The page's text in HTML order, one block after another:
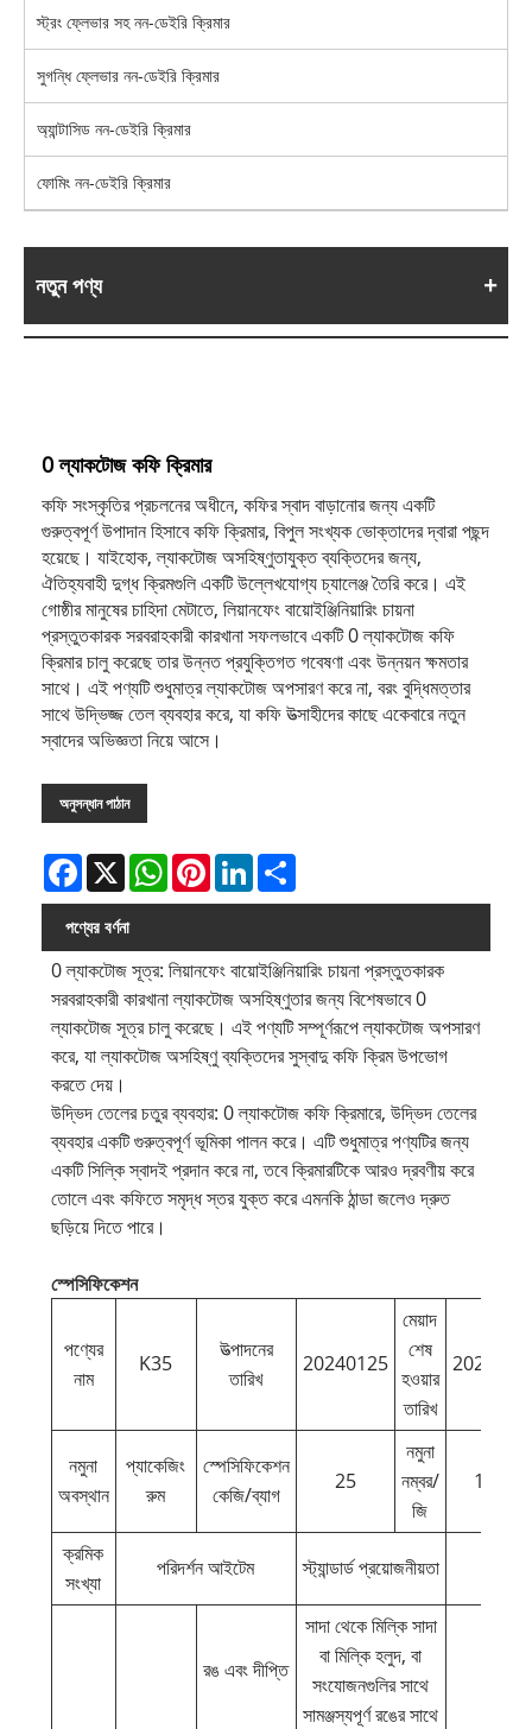
স্ট্রং ফ্লেভার সহ নন-ডেইরি ক্রিমার
সুগন্ধি ফ্লেভার নন-ডেইরি ক্রিমার
অ্যান্টাসিড নন-ডেইরি ক্রিমার
ফোমিং নন-ডেইরি ক্রিমার
নতুন পণ্য
0 ল্যাকটোজ কফি ক্রিমার
কফি সংস্কৃতির প্রচলনের অধীনে, কফির স্বাদ বাড়ানোর জন্য একটি
গুরুত্বপূর্ণ উপাদান হিসাবে কফি ক্রিমার, বিপুল সংখ্যক ভোক্তাদের দ্বারা পছন্দ
হয়েছে। যাইহোক, ল্যাকটোজ অসহিষ্ণুতাযুক্ত ব্যক্তিদের জন্য,
ঐতিহ্যবাহী দুগ্ধ ক্রিমগুলি একটি উল্লেখযোগ্য চ্যালেঞ্জ তৈরি করে। এই
গোষ্ঠীর মানুষের চাহিদা মেটাতে, লিয়ানফেং বায়োইঞ্জিনিয়ারিং চায়না
প্রস্তুতকারক সরবরাহকারী কারখানা সফলভাবে একটি 0 ল্যাকটোজ কফি
ক্রিমার চালু করেছে তার উন্নত প্রযুক্তিগত গবেষণা এবং উন্নয়ন ক্ষমতার
সাথে। এই পণ্যটি শুধুমাত্র ল্যাকটোজ অপসারণ করে না, বরং বুদ্ধিমত্তার
সাথে উদ্ভিজ্জ তেল ব্যবহার করে, যা কফি উত্সাহীদের কাছে একেবারে নতুন
স্বাদের অভিজ্ঞতা নিয়ে আসে।
অনুসন্ধান পাঠান
Facebook
X WhatsAppPinterestLinkedIn
পণ্যের বর্ণনা
0 ল্যাকটোজ সূত্র: লিয়ানফেং বায়োইঞ্জিনিয়ারিং চায়না প্রস্তুতকারক
সরবরাহকারী কারখানা ল্যাকটোজ অসহিষ্ণুতার জন্য বিশেষভাবে 0
ল্যাকটোজ সূত্র চালু করেছে। এই পণ্যটি সম্পূর্ণরূপে ল্যাকটোজ অপসারণ
করে, যা ল্যাকটোজ অসহিষ্ণু ব্যক্তিদের সুস্বাদু কফি ক্রিম উপভোগ
করতে দেয়।
উদ্ভিদ তেলের চতুর ব্যবহার: 0 ল্যাকটোজ কফি ক্রিমারে, উদ্ভিদ তেলের
ব্যবহার একটি গুরুত্বপূর্ণ ভূমিকা পালন করে। এটি শুধুমাত্র পণ্যটির জন্য
একটি সিল্কি স্বাদই প্রদান করে না, তবে ক্রিমারটিকে আরও দ্রবণীয় করে
তোলে এবং কফিতে সমৃদ্ধ স্তর যুক্ত করে এমনকি ঠান্ডা জলেও দ্রুত
ছড়িয়ে দিতে পারে।
স্পেসিফিকেশন
পণ্যের
নাম
K35
উত্পাদনের
তারিখ
20240125
মেয়াদ
শেষ
হওয়ার
তারিখ
নমুনা
অবস্থান
প্যাকেজিং
রুম
স্পেসিফিকেশন
কেজি/ব্যাগ
25
নমুনা
নম্বর/
জি
1800
ক্রমিক
সংখ্যা
পরিদর্শন আইটেম স্ট্যান্ডার্ড প্রয়োজনীয়তা
রঙ এবং দীপ্তি
সাদা থেকে মিল্কি সাদা
বা মিল্কি হলুদ, বা
সংযোজনগুলির সাথে
সামঞ্জস্যপূর্ণ রঙের সাথে